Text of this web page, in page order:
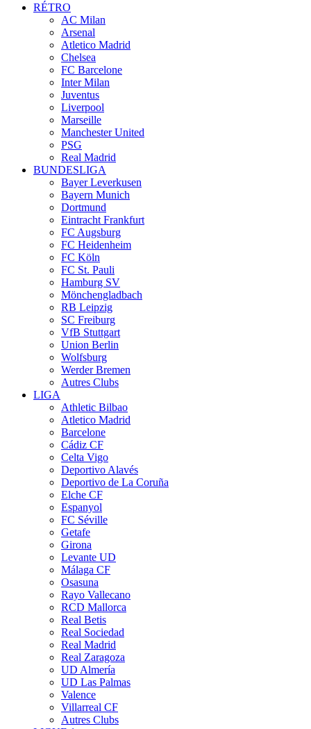
RÉTRO
AC Milan
Arsenal
Atletico Madrid
Chelsea
FC Barcelone
Inter Milan
Juventus
Liverpool
Marseille
Manchester United
PSG
Real Madrid
BUNDESLIGA
Bayer Leverkusen
Bayern Munich
Dortmund
Eintracht Frankfurt
FC Augsburg
FC Heidenheim
FC Köln
FC St. Pauli
Hamburg SV
Mönchengladbach
RB Leipzig
SC Freiburg
VfB Stuttgart
Union Berlin
Wolfsburg
Werder Bremen
Autres Clubs
LIGA
Athletic Bilbao
Atletico Madrid
Barcelone
Cádiz CF
Celta Vigo
Deportivo Alavés
Deportivo de La Coruña
Elche CF
Espanyol
FC Séville
Getafe
Girona
Levante UD
Málaga CF
Osasuna
Rayo Vallecano
RCD Mallorca
Real Betis
Real Sociedad
Real Madrid
Real Zaragoza
UD Almería
UD Las Palmas
Valence
Villarreal CF
Autres Clubs